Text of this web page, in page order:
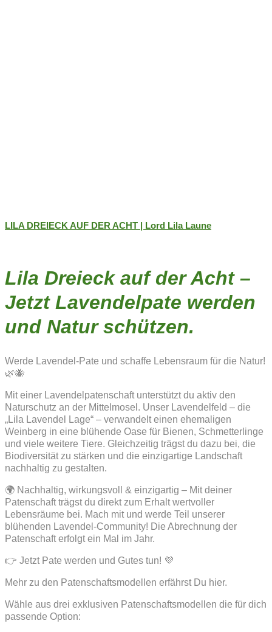
LILA DREIECK AUF DER ACHT | Lord Lila Laune
Lila Dreieck auf der Acht –
Jetzt Lavendelpate werden
und Natur schützen.
Werde Lavendel-Pate und schaffe Lebensraum für die Natur!
🌿🐝
Mit einer Lavendelpatenschaft unterstützt du aktiv den
Naturschutz an der Mittelmosel. Unser Lavendelfeld – die
„Lila Lavendel Lage“ – verwandelt einen ehemaligen
Weinberg in eine blühende Oase für Bienen, Schmetterlinge
und viele weitere Tiere. Gleichzeitig trägst du dazu bei, die
Biodiversität zu stärken und die einzigartige Landschaft
nachhaltig zu gestalten.
🌍 Nachhaltig, wirkungsvoll & einzigartig – Mit deiner
Patenschaft trägst du direkt zum Erhalt wertvoller
Lebensräume bei. Mach mit und werde Teil unserer
blühenden Lavendel-Community! Die Abrechnung der
Patenschaft erfolgt ein Mal im Jahr.
👉 Jetzt Pate werden und Gutes tun! 💜
Mehr zu den Patenschaftsmodellen erfährst Du hier.
Wähle aus drei exklusiven Patenschaftsmodellen die für dich
passende Option: